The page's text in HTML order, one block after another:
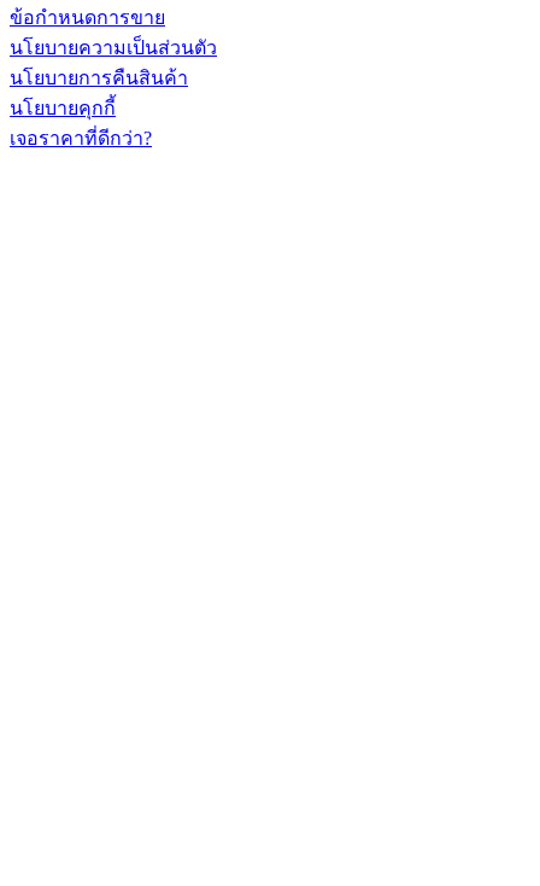
ข้อกำหนดการขาย
นโยบายความเป็นส่วนตัว
นโยบายการคืนสินค้า
นโยบายคุกกี้
เจอราคาที่ดีกว่า?